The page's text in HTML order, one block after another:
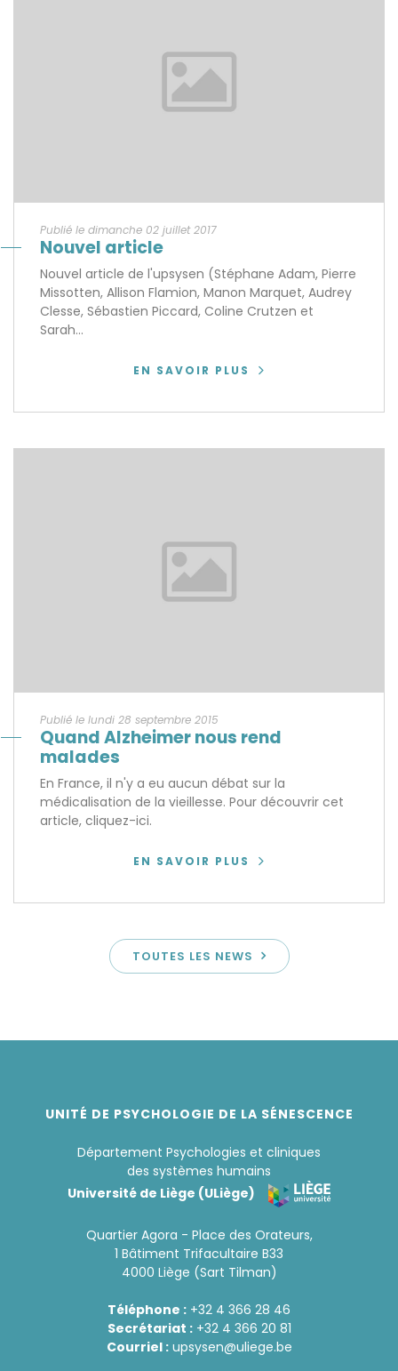
Publié le dimanche 02 juillet 2017
Nouvel article
Nouvel article de l'upsysen (Stéphane Adam, Pierre
Missotten, Allison Flamion, Manon Marquet, Audrey
Clesse, Sébastien Piccard, Coline Crutzen et
Sarah...
EN SAVOIR PLUS
Publié le lundi 28 septembre 2015
Quand Alzheimer nous rend
malades
En France, il n'y a eu aucun débat sur la
médicalisation de la vieillesse. Pour découvrir cet
article, cliquez-ici.
EN SAVOIR PLUS
TOUTES LES NEWS
UNITÉ DE PSYCHOLOGIE DE LA SÉNESCENCE
Département Psychologies et cliniques
des systèmes humains
Université de Liège (ULiège)
Quartier Agora - Place des Orateurs,
1 Bâtiment Trifacultaire B33
4000 Liège (Sart Tilman)
Téléphone : +32 4 366 28 46
Secrétariat :+32 4 366 20 81
Courriel :upsysen@uliege.be